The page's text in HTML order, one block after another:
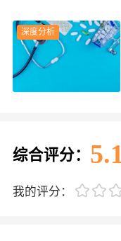
深度分析
综合评分：
我的评分：